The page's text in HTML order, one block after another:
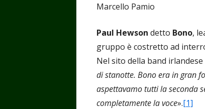
Marcello Pamio
Paul Hewson detto Bono,
gruppo è costretto ad
Nel sito della band
di stanotte. Bono era in gran
aspettavamo tutti la seconda
completamente la voce».[1]